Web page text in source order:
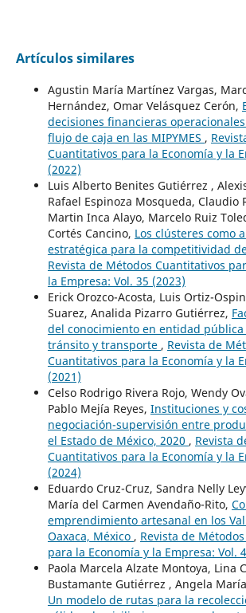
Artículos similares
Agustin María Martínez Vargas,
Hernández, Omar Velásquez Cerón,
decisiones financieras
flujo de caja en las MIPYMES ,
Cuantitativos para la Economía y la
(2022)
Luis Alberto Benites Gutiérrez ,
Rafael Espinoza Mosqueda, Claudio
Martin Inca Alayo, Marcelo Ruiz
Cortés Cancino, Los clústeres como
estratégica para la competitividad
Revista de Métodos Cuantitativos
la Empresa: Vol. 35 (2023)
Erick Orozco-Acosta, Luis Ortiz-
Suarez, Analida Pizarro Gutiérrez,
del conocimiento en entidad
tránsito y transporte , Revista de
Cuantitativos para la Economía y la
(2021)
Celso Rodrigo Rivera Rojo, Wendy
Pablo Mejía Reyes, Instituciones y
negociación-supervisión entre
el Estado de México, 2020 , Revista
Cuantitativos para la Economía y la
(2024)
Eduardo Cruz-Cruz, Sandra Nelly
María del Carmen Avendaño-Rito,
emprendimiento artesanal en los
Oaxaca, México , Revista de
para la Economía y la Empresa: Vol.
Paola Marcela Alzate Montoya, Lina
Bustamante Gutiérrez , Angela
Un modelo de rutas para la